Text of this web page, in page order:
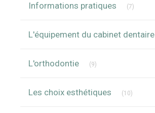
Informations pratiques (7)
L'équipement du cabinet dentaire
L'orthodontie (9)
Les choix esthétiques (10)